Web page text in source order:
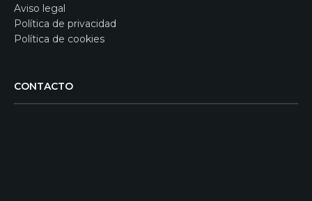
Aviso legal
Política de privacidad
Política de cookies
CONTACTO